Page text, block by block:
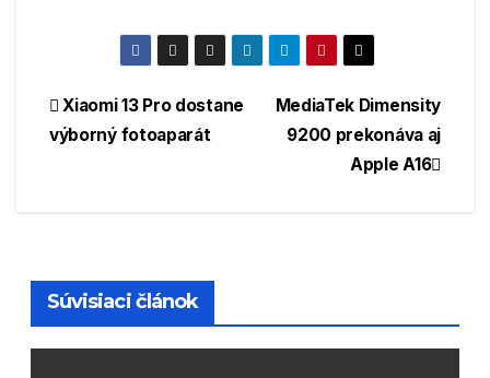
Navigácia
v
MediaTek Dimensity
9200 prekonáva aj
Apple A16
Xiaomi 13 Pro dostane
výborný fotoaparát
Súvisiaci článok